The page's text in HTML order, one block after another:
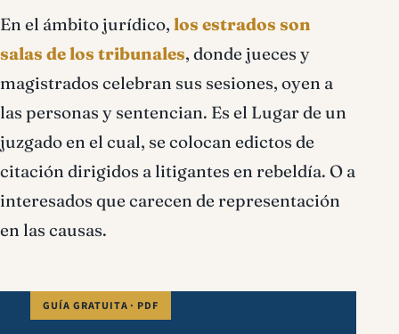
En el ámbito jurídico, los estrados son
salas de los tribunales, donde jueces y
magistrados celebran sus sesiones, oyen a
las personas y sentencian. Es el Lugar de un
juzgado en el cual, se colocan edictos de
citación dirigidos a litigantes en rebeldía. O a
interesados que carecen de representación
en las causas.
GUÍA GRATUITA · PDF